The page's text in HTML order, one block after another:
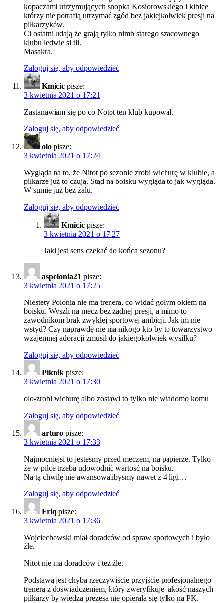
kopaczami utrzymujących snopka Kosiorowskiego i kibice
którzy nie potrafią utrzymać zgód bez jakiejkolwiek presji na
piłkarzyków.
Ci ostatni udają że grają tylko nimb starego szacownego
klubu ledwie si tli.
Masakra.
Zaloguj się, aby odpowiedzieć
Kmicic pisze:
3 kwietnia 2021 o 17:21
Zastanawiam się po co Notot ten klub kupował.
Zaloguj się, aby odpowiedzieć
olo pisze:
3 kwietnia 2021 o 17:24
Wygląda na to, że Nitot po sezonie zrobi wichurę w klubie, a
piłkarze już to czują. Stąd na boisku wygląda to jak wygląda.
W sumie już bez żalu.
Zaloguj się, aby odpowiedzieć
Kmicic pisze:
3 kwietnia 2021 o 17:27
Jaki jest sens czekać do końca sezonu?
aspolonia21 pisze:
3 kwietnia 2021 o 17:25
Niestety Polonia nie ma trenera, co widać gołym okiem na
boisku. Wyszli na mecz bez żadnej presji, a mimo to
zawodnikom brak zwykłej sportowej ambicji. Jak im nie
wstyd? Czy naprawdę nie ma nikogo kto by to towarzystwo
wzajemnej adoracji zmusił do jakiegokolwiek wysiłku?
Zaloguj się, aby odpowiedzieć
Piknik pisze:
3 kwietnia 2021 o 17:30
olo-zrobi wichurę albo zostawi to tylko nie wiadomo komu
Zaloguj się, aby odpowiedzieć
arturo pisze:
3 kwietnia 2021 o 17:33
Najmocniejsi to jestesmy przed meczem, na papierze. Tylko
że w piłce trzeba udowodnić wartosć na boisku.
Na tą chwilę nie awansowalibysmy nawet z 4 ligi…
Zaloguj się, aby odpowiedzieć
Friq pisze:
3 kwietnia 2021 o 17:36
Wojciechowski miał doradców od spraw sportowych i było
źle.
Nitot nie ma doradców i też źle.
Podstawą jest chyba rzeczywiście przyjście profesjonalnego
trenera z doświadczeniem, który zweryfikuje jakość naszych
piłkarzy by wiedza prezesa nie opierała się tylko na PK.